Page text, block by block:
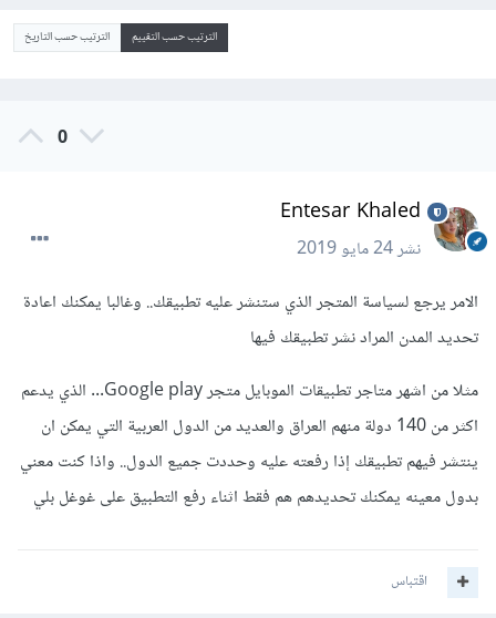
الترتيب حسب التقييم الترتيب حسب التاريخ
0
Entesar Khaled
نشر24 مايو 2019
الامر يرجع لسياسة المتجر الذي ستنشر عليه تطبيقك.. وغالبا يمكنك اعادة
تحديد المدن المراد نشر تطبيقك فيها
مثلا من اشهر متاجر تطبيقات الموبايل متجر Google play... الذي يدعم
اكثر من 140 دولة منهم العراق والعديد من الدول العربية التي يمكن ان
ينتشر فيهم تطبيقك إذا رفعته عليه وحددت جميع الدول.. واذا كنت معني
بدول معينه يمكنك تحديدهم هم فقط اثناء رفع التطبيق على غوغل بلي
اقتباس